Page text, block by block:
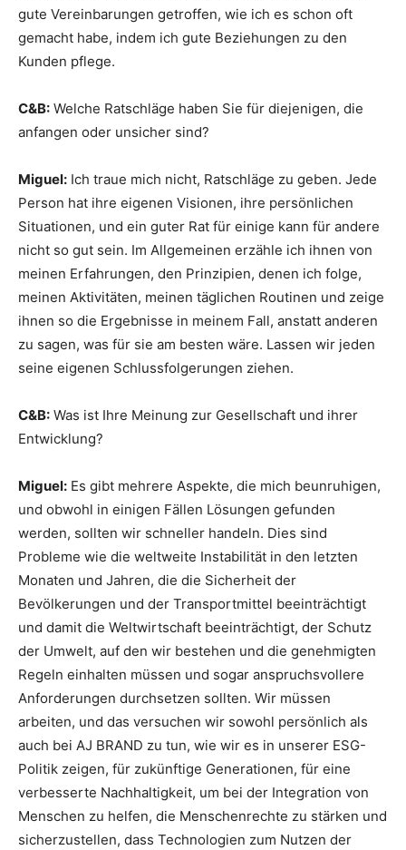
gute Vereinbarungen getroffen, wie ich es schon oft
gemacht habe, indem ich gute Beziehungen zu den
Kunden pflege.
C&B: Welche Ratschläge haben Sie für diejenigen, die
anfangen oder unsicher sind?
Miguel: Ich traue mich nicht, Ratschläge zu geben. Jede
Person hat ihre eigenen Visionen, ihre persönlichen
Situationen, und ein guter Rat für einige kann für andere
nicht so gut sein. Im Allgemeinen erzähle ich ihnen von
meinen Erfahrungen, den Prinzipien, denen ich folge,
meinen Aktivitäten, meinen täglichen Routinen und zeige
ihnen so die Ergebnisse in meinem Fall, anstatt anderen
zu sagen, was für sie am besten wäre. Lassen wir jeden
seine eigenen Schlussfolgerungen ziehen.
C&B: Was ist Ihre Meinung zur Gesellschaft und ihrer
Entwicklung?
Miguel: Es gibt mehrere Aspekte, die mich beunruhigen,
und obwohl in einigen Fällen Lösungen gefunden
werden, sollten wir schneller handeln. Dies sind
Probleme wie die weltweite Instabilität in den letzten
Monaten und Jahren, die die Sicherheit der
Bevölkerungen und der Transportmittel beeinträchtigt
und damit die Weltwirtschaft beeinträchtigt, der Schutz
der Umwelt, auf den wir bestehen und die genehmigten
Regeln einhalten müssen und sogar anspruchsvollere
Anforderungen durchsetzen sollten. Wir müssen
arbeiten, und das versuchen wir sowohl persönlich als
auch bei AJ BRAND zu tun, wie wir es in unserer ESG-
Politik zeigen, für zukünftige Generationen, für eine
verbesserte Nachhaltigkeit, um bei der Integration von
Menschen zu helfen, die Menschenrechte zu stärken und
sicherzustellen, dass Technologien zum Nutzen der